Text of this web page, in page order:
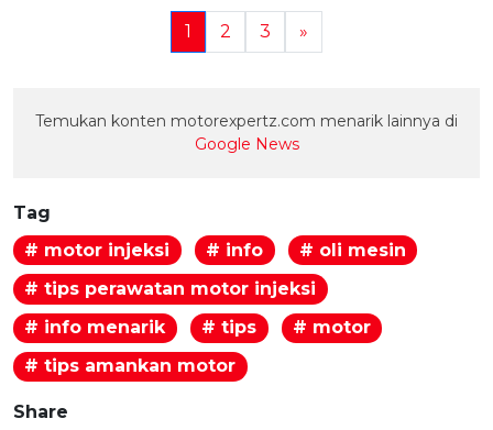
1 2 3 »
Temukan konten motorexpertz.com menarik lainnya di
Google News
Tag
# motor injeksi
# info
# oli mesin
# tips perawatan motor injeksi
# info menarik
# tips
# motor
# tips amankan motor
Share